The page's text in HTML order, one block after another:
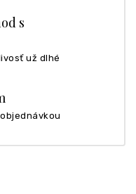
s
už dlhé